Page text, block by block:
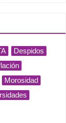
Despidos
Morosidad